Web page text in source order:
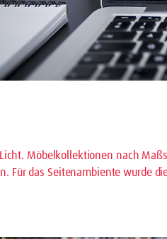
Möbelkollektionen nach
das Seitenambiente wurde